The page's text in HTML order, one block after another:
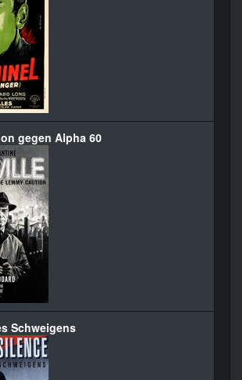
gegen Alpha 60
Schweigens